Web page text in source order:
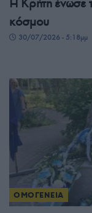
κόσμου
30/07/2026 - 5:18μμ
ΟΜΟΓΕΝΕΙΑ